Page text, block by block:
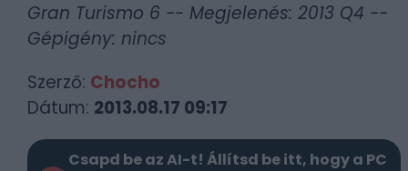
Gran Turismo 6 -- Megjelenés: 2013 Q4 --
Gépigény: nincs
Szerző: Chocho
Dátum: 2013.08.17 09:17
Csapd be az AI-t! Állítsd be itt, hogy a PC